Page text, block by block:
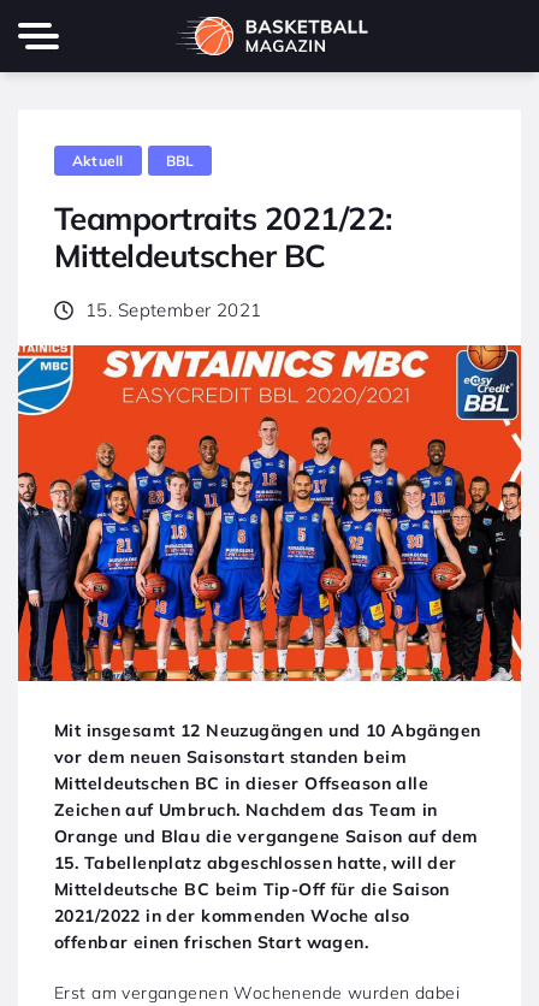
Aktuell BBL
Teamportraits 2021/22:
Mitteldeutscher BC
15. September 2021
Mit insgesamt 12 Neuzugängen und 10 Abgängen
vor dem neuen Saisonstart standen beim
Mitteldeutschen BC in dieser Offseason alle
Zeichen auf Umbruch. Nachdem das Team in
Orange und Blau die vergangene Saison auf dem
15. Tabellenplatz abgeschlossen hatte, will der
Mitteldeutsche BC beim Tip-Off für die Saison
2021/2022 in der kommenden Woche also
offenbar einen frischen Start wagen.
Erst am vergangenen Wochenende wurden dabei